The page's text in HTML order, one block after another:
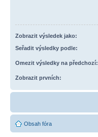
Zobrazit výsledek jako:
Seřadit výsledky podle:
Omezit výsledky na předchozí:
Zobrazit prvních:
Obsah fóra